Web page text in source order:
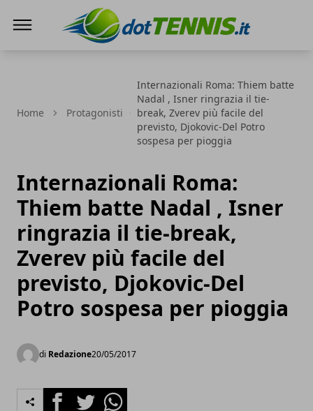
Home Protagonisti
Internazionali Roma: Thiem batte
Nadal , Isner ringrazia il tie-
break, Zverev più facile del
previsto, Djokovic-Del Potro
sospesa per pioggia
Internazionali Roma:
Thiem batte Nadal , Isner
ringrazia il tie-break,
Zverev più facile del
previsto, Djokovic-Del
Potro sospesa per pioggia
di Redazione20/05/2017
FacebookTwitterWhatsapp